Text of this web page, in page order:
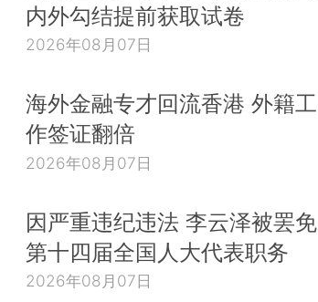
内外勾结提前获取试卷
2026年08月07日
海外金融专才回流香港 外籍工
作签证翻倍
2026年08月07日
因严重违纪违法 李云泽被罢免
第十四届全国人大代表职务
2026年08月07日